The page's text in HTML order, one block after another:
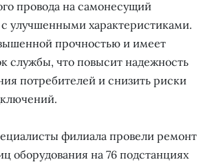
провода на самонесущий
улучшенными характеристиками.
прочностью и имеет
службы, что повысит надежность
потребителей и снизить риски
филиала провели ремонт
оборудования на 76 подстанциях